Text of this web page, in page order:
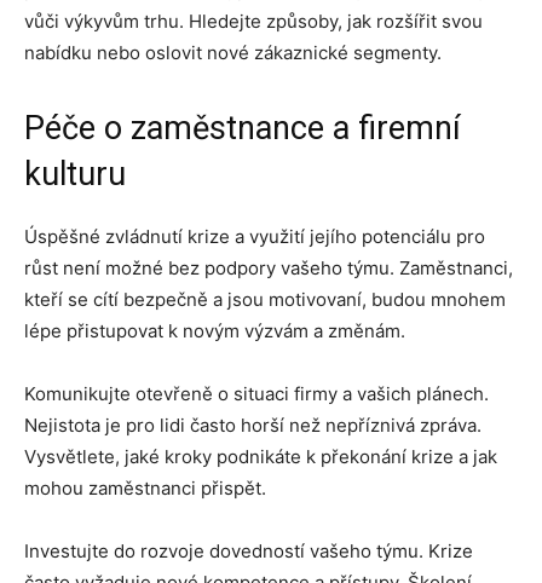
vůči výkyvům trhu. Hledejte způsoby, jak rozšířit svou
nabídku nebo oslovit nové zákaznické segmenty.
Péče o zaměstnance a firemní
kulturu
Úspěšné zvládnutí krize a využití jejího potenciálu pro
růst není možné bez podpory vašeho týmu. Zaměstnanci,
kteří se cítí bezpečně a jsou motivovaní, budou mnohem
lépe přistupovat k novým výzvám a změnám.
Komunikujte otevřeně o situaci firmy a vašich plánech.
Nejistota je pro lidi často horší než nepříznivá zpráva.
Vysvětlete, jaké kroky podnikáte k překonání krize a jak
mohou zaměstnanci přispět.
Investujte do rozvoje dovedností vašeho týmu. Krize